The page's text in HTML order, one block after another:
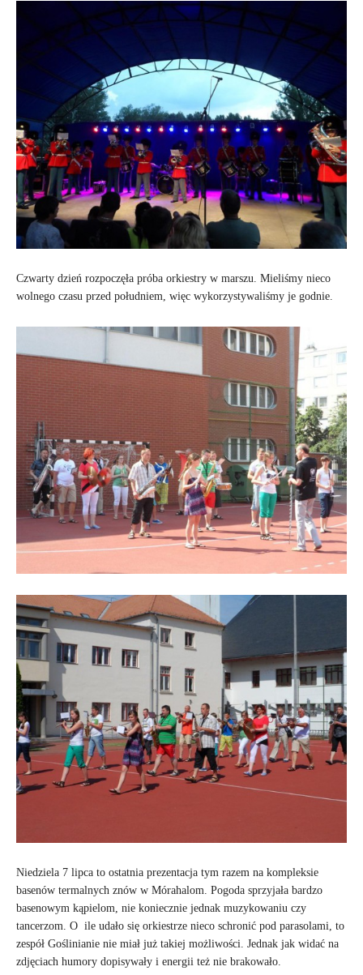
Czwarty dzień rozpoczęła próba orkiestry w marszu. Mieliśmy nieco
wolnego czasu przed południem, więc wykorzystywaliśmy je godnie.
Niedziela 7 lipca to ostatnia prezentacja tym razem na kompleksie
basenów termalnych znów w Mórahalom. Pogoda sprzyjała bardzo
basenowym kąpielom, nie koniecznie jednak muzykowaniu czy
tancerzom. O ile udało się orkiestrze nieco schronić pod parasolami, to
zespół Goślinianie nie miał już takiej możliwości. Jednak jak widać na
zdjęciach humory dopisywały i energii też nie brakowało.